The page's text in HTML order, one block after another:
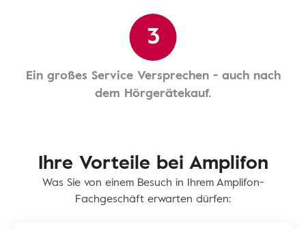
3
Ein großes Service Versprechen - auch nach
dem Hörgerätekauf.
Ihre Vorteile bei Amplifon
Was Sie von einem Besuch in Ihrem Amplifon-
Fachgeschäft erwarten dürfen: